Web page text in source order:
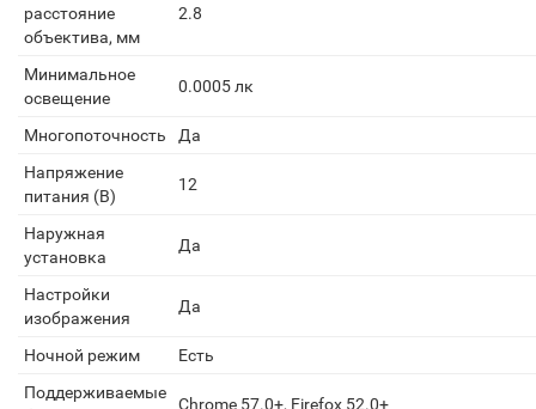
расстояние
объектива, мм
2.8
Минимальное
освещение
0.0005 лк
Многопоточность
Да
Напряжение
питания (В)
12
Наружная
установка
Да
Настройки
изображения
Да
Ночной режим
Есть
Поддерживаемые
Chrome 57.0+, Firefox 52.0+